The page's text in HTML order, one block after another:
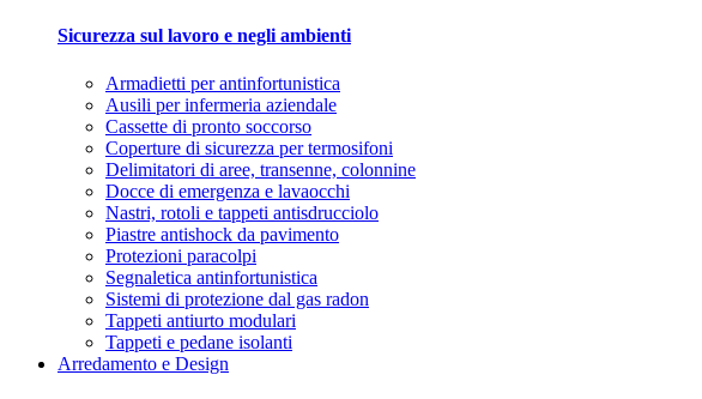
Sicurezza sul lavoro e negli ambienti
Armadietti per antinfortunistica
Ausili per infermeria aziendale
Cassette di pronto soccorso
Coperture di sicurezza per termosifoni
Delimitatori di aree, transenne, colonnine
Docce di emergenza e lavaocchi
Nastri, rotoli e tappeti antisdrucciolo
Piastre antishock da pavimento
Protezioni paracolpi
Segnaletica antinfortunistica
Sistemi di protezione dal gas radon
Tappeti antiurto modulari
Tappeti e pedane isolanti
Arredamento e Design